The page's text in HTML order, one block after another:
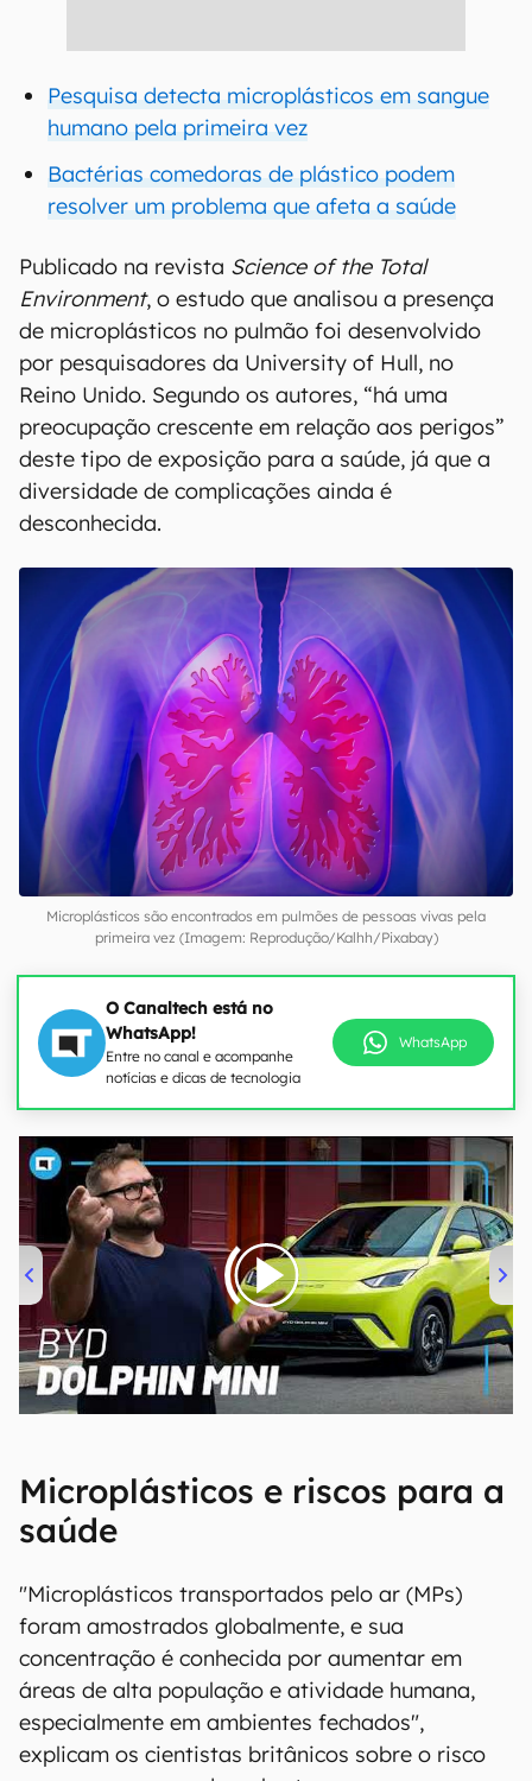
Pesquisa detecta microplásticos em sangue
humano pela primeira vez
Bactérias comedoras de plástico podem
resolver um problema que afeta a saúde
Publicado na revista Science of the Total
Environment, o estudo que analisou a presença
de microplásticos no pulmão foi desenvolvido
por pesquisadores da University of Hull, no
Reino Unido. Segundo os autores, “há uma
preocupação crescente em relação aos perigos”
deste tipo de exposição para a saúde, já que a
diversidade de complicações ainda é
desconhecida.
Microplásticos são encontrados em pulmões de pessoas vivas pela
primeira vez (Imagem: Reprodução/Kalhh/Pixabay)
O Canaltech está no
WhatsApp!
Entre no canal e acompanhe
notícias e dicas de tecnologia
WhatsApp
00:00/04:07
Microplásticos e riscos para a
saúde
"Microplásticos transportados pelo ar (MPs)
foram amostrados globalmente, e sua
concentração é conhecida por aumentar em
áreas de alta população e atividade humana,
especialmente em ambientes fechados",
explicam os cientistas britânicos sobre o risco